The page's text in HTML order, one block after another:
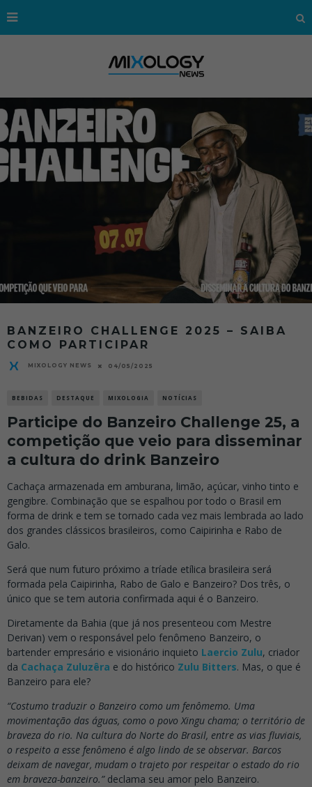
BANZEIRO CHALLENGE 2025 – SAIBA
COMO PARTICIPAR
MIXOLOGY NEWS 04/05/2025
BEBIDAS DESTAQUE MIXOLOGIA NOTÍCIAS
Participe do Banzeiro Challenge 25, a
competição que veio para disseminar
a cultura do drink Banzeiro
Cachaça armazenada em amburana, limão, açúcar, vinho tinto e
gengibre. Combinação que se espalhou por todo o Brasil em
forma de drink e tem se tornado cada vez mais lembrada ao lado
dos grandes clássicos brasileiros, como Caipirinha e Rabo de
Galo.
Será que num futuro próximo a tríade etílica brasileira será
formada pela Caipirinha, Rabo de Galo e Banzeiro? Dos três, o
único que se tem autoria confirmada aqui é o Banzeiro.
Diretamente da Bahia (que já nos presenteou com Mestre
Derivan) vem o responsável pelo fenômeno Banzeiro, o
bartender empresário e visionário inquieto Laercio Zulu, criador
da Cachaça Zuluzêra e do histórico Zulu Bitters. Mas, o que é
Banzeiro para ele?
“Costumo traduzir o Banzeiro como um fenômemo. Uma
movimentação das águas, como o povo Xingu chama; o território de
braveza do rio. Na cultura do Norte do Brasil, entre as vias fluviais,
o respeito a esse fenômeno é algo lindo de se observar. Barcos
deixam de navegar, mudam o trajeto por respeitar o estado do rio
em braveza-banzeiro.” declama seu amor pelo Banzeiro.